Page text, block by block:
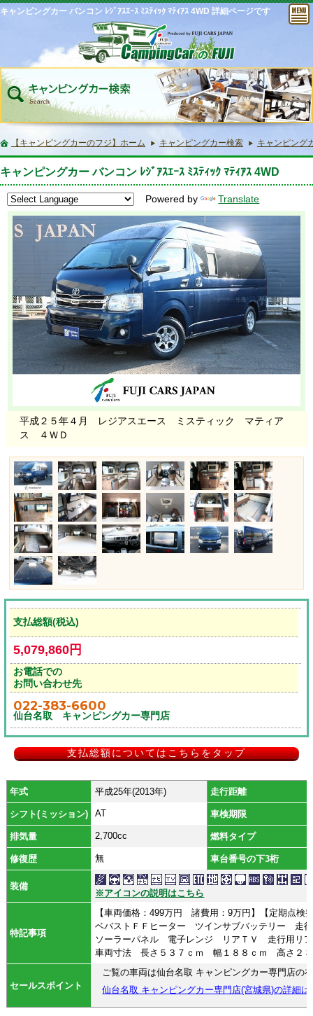
キャンピングカー バンコン ﾚｼﾞｱｽｴｰｽ ﾐｽﾃｨｯｸ ﾏﾃｨｱｽ 4WD 詳細ページです
【キャンピングカーのフジ】ホーム キャンピングカー検索 キャンピング
キャンピングカー バンコン ﾚｼﾞｱｽｴｰｽ ﾐｽﾃｨｯｸ ﾏﾃｨｱｽ 4WD
Powered by Translate
平成２５年４月 レジアスエース ミスティック マティア
ス ４ＷＤ
支払総額(税込)
5,079,860円
お電話での
お問い合わせ先
022-383-6600
仙台名取 キャンピングカー専門店
支払総額についてはこちらをタップ
年式 平成25年(2013年) 走行距離
シフト(ミッション) AT 車検期限
排気量 2,700cc 燃料タイプ
修復歴 無 車台番号の下3桁
装備
※アイコンの説明はこちら
特記事項
【車両価格：499万円 諸費用：9万円】【定期点検
ベバストＦＦヒーター ツインサブバッテリー 走
ソーラーパネル 電子レンジ リアＴＶ 走行用リ
車両寸法 長さ５３７ｃｍ 幅１８８ｃｍ 高さ
セールスポイント
ご覧の車両は仙台名取 キャンピングカー専門店の
仙台名取 キャンピングカー専門店(宮城県)の詳細は